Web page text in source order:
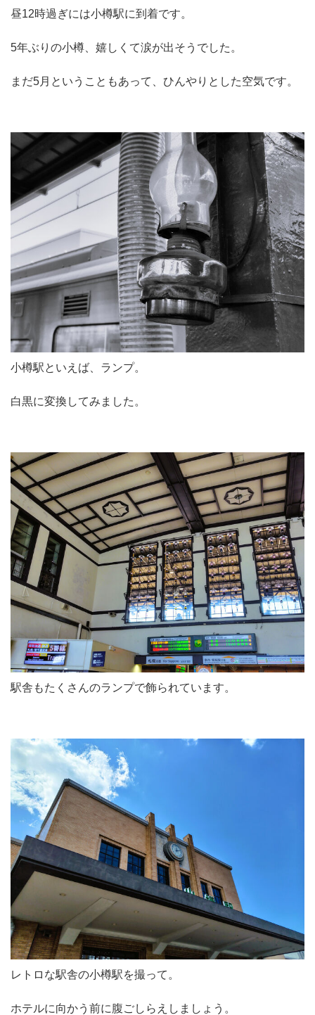
昼12時過ぎには小樽駅に到着です。
5年ぶりの小樽、嬉しくて涙が出そうでした。
まだ5月ということもあって、ひんやりとした空気です。
小樽駅といえば、ランプ。
白黒に変換してみました。
駅舎もたくさんのランプで飾られています。
レトロな駅舎の小樽駅を撮って。
ホテルに向かう前に腹ごしらえしましょう。